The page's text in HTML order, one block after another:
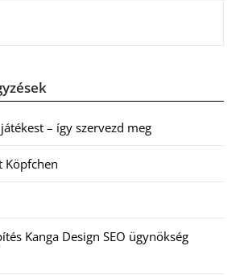
– így szervezd meg
Köpfchen
Kanga Design SEO ügynökség